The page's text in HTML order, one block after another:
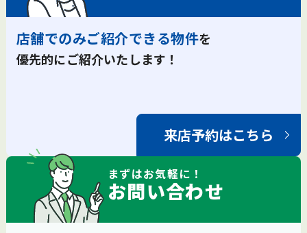
店舗でのみご紹介できる物件を
優先的にご紹介いたします！
来店予約はこちら
まずはお気軽に！
お問い合わせ